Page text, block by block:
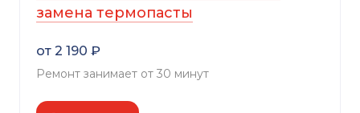
замена термопасты
от 2 190 ₽
Ремонт занимает от 30 минут